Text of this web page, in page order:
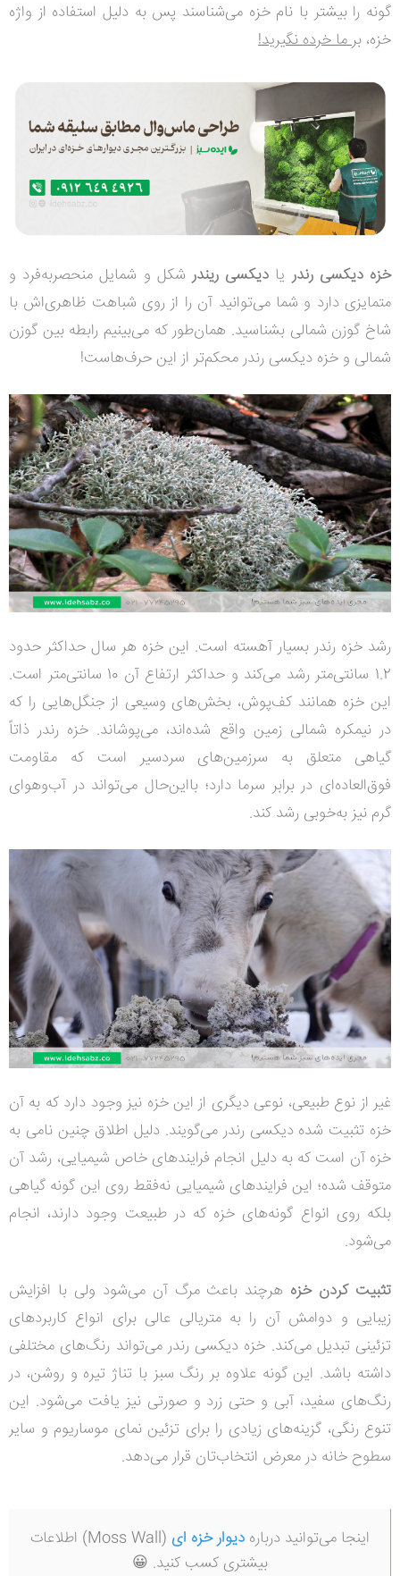
گونه را بیشتر با نام خزه می‌شناسند پس به دلیل استفاده از واژه
خزه، بر ما خرده نگیرید!
خزه دیکسی رندریا دیکسی ریندر شکل و شمایل منحصربه‌فرد و
متمایزی دارد و شما می‌توانید آن را از روی شباهت ظاهری‌اش با
شاخ گوزن شمالی بشناسید. همان‌طور که می‌بینیم رابطه بین گوزن
شمالی و خزه دیکسی رندر محکم‌تر از این حرف‌هاست!
رشد خزه رندر بسیار آهسته است. این خزه هر سال حداکثر حدود
1.2 سانتی‌متر رشد می‌کند و حداکثر ارتفاع آن 10 سانتی‌متر است.
این خزه همانند کف‌پوش، بخش‌های وسیعی از جنگل‌هایی را که
در نیمکره شمالی زمین واقع شده‌اند، می‌پوشاند. خزه رندر ذاتاً
گیاهی متعلق به سرزمین‌های سردسیر است که مقاومت
فوق‌العاده‌ای در برابر سرما دارد؛ بااین‌حال می‌تواند در آب‌وهوای
گرم نیز به‌خوبی رشد کند.
غیر از نوع طبیعی، نوعی دیگری از این خزه نیز وجود دارد که به آن
خزه تثبیت شده دیکسی رندر می‌گویند. دلیل اطلاق چنین نامی به
خزه آن است که به دلیل انجام فرایندهای خاص شیمیایی، رشد آن
متوقف شده؛ این فرایندهای شیمیایی نه‌فقط روی این گونه گیاهی
بلکه روی انواع گونه‌های خزه که در طبیعت وجود دارند، انجام
می‌شود.
تثبیت‌ کردن خزه هرچند باعث مرگ آن می‌شود ولی با افزایش
زیبایی و دوامش آن را به متریالی عالی برای انواع کاربردهای
تزئینی تبدیل می‌کند. خزه دیکسی رندر می‌تواند رنگ‌های مختلفی
داشته باشد. این گونه علاوه بر رنگ سبز با تناژ تیره و روشن، در
رنگ‌های سفید، آبی و حتی زرد و صورتی نیز یافت می‌شود. این
تنوع رنگی، گزینه‌های زیادی را برای تزئین نمای موساریوم و سایر
سطوح خانه در معرض انتخاب‌تان قرار می‌دهد.
اینجا می‌توانید دربارهدیوار خزه ای
(Moss Wall) اطلاعات
بیشتری کسب کنید. 😀